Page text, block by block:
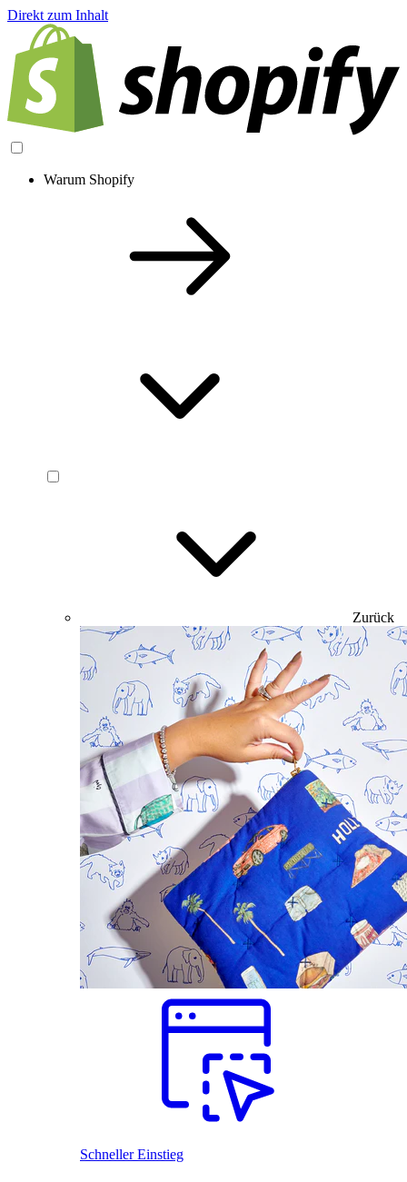
Direkt zum Inhalt
Warum Shopify
Zurück
Schneller Einstieg